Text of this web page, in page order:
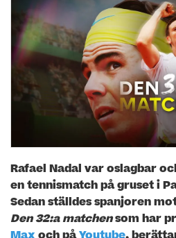
Rafael Nadal var oslagbar
en tennismatch på gruset i
Sedan ställdes spanjoren
Den 32:a matchensom har